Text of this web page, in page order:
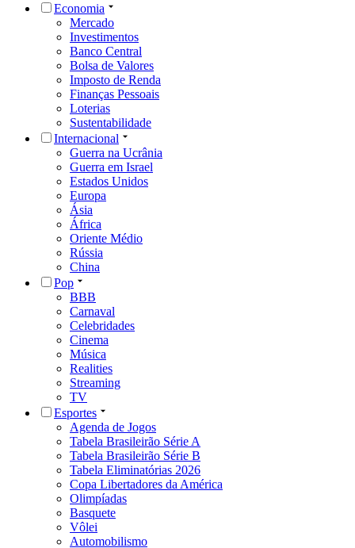
Economia
Mercado
Investimentos
Banco Central
Bolsa de Valores
Imposto de Renda
Finanças Pessoais
Loterias
Sustentabilidade
Internacional
Guerra na Ucrânia
Guerra em Israel
Estados Unidos
Europa
Ásia
África
Oriente Médio
Rússia
China
Pop
BBB
Carnaval
Celebridades
Cinema
Música
Realities
Streaming
TV
Esportes
Agenda de Jogos
Tabela Brasileirão Série A
Tabela Brasileirão Série B
Tabela Eliminatórias 2026
Copa Libertadores da América
Olimpíadas
Basquete
Vôlei
Automobilismo